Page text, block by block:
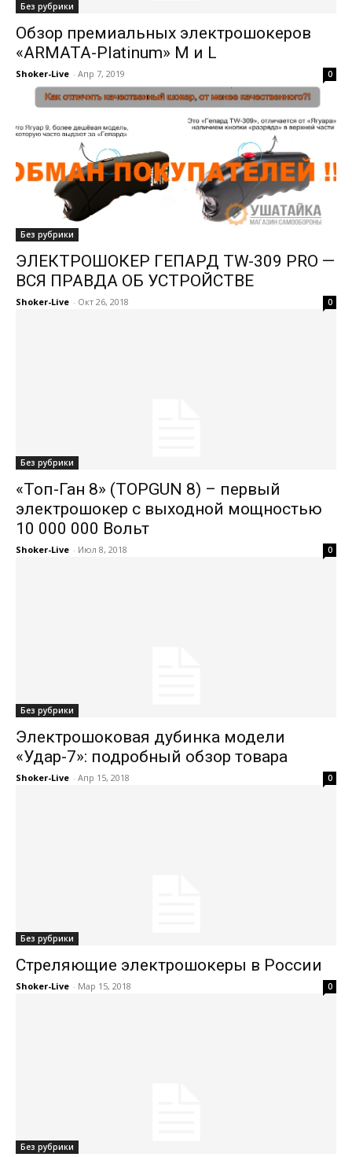
Без рубрики
Обзор премиальных электрошокеров
«ARMATA-Platinum» M и L
Shoker-Live - Апр 7, 2019 0
Без рубрики
ЭЛЕКТРОШОКЕР ГЕПАРД TW-309 PRO —
ВСЯ ПРАВДА ОБ УСТРОЙСТВЕ
Shoker-Live - Окт 26, 2018 0
Без рубрики
«Топ-Ган 8» (TOPGUN 8) – первый
электрошокер с выходной мощностью
10 000 000 Вольт
Shoker-Live - Июл 8, 2018 0
Без рубрики
Электрошоковая дубинка модели
«Удар-7»: подробный обзор товара
Shoker-Live - Апр 15, 2018 0
Без рубрики
Стреляющие электрошокеры в России
Shoker-Live - Мар 15, 2018 0
Без рубрики